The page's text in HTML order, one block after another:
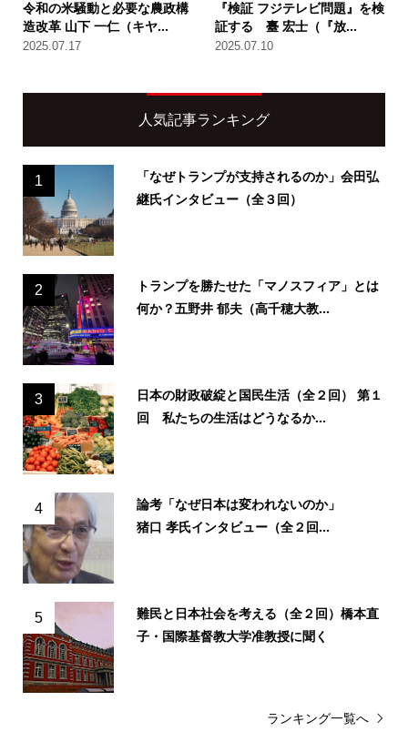
令和の米騒動と必要な農政構
造改革 山下 一仁（キヤ...
2025.07.17
『検証 フジテレビ問題』を検
証する 臺 宏士（『放...
2025.07.10
人気記事ランキング
1
「なぜトランプが支持されるのか」会田弘
継氏インタビュー（全３回）
2
トランプを勝たせた「マノスフィア」とは
何か？五野井 郁夫（高千穂大教...
3
日本の財政破綻と国民生活（全２回） 第１
回 私たちの生活はどうなるか...
4
論考「なぜ日本は変われないのか」
猪口 孝氏インタビュー（全２回...
5
難民と日本社会を考える（全２回）橋本直
子・国際基督教大学准教授に聞く
ランキング一覧へ